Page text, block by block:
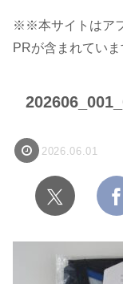
※※本サイトはア
PRが含まれてい
2026.06.01